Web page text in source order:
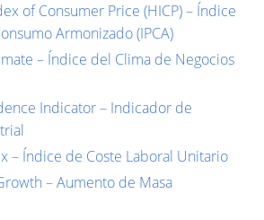
of Consumer Price (HICP) – Índice
Armonizado (IPCA)
– Índice del Clima de Negocios
Indicator – Indicador de
– Índice de Coste Laboral Unitario
– Aumento de Masa